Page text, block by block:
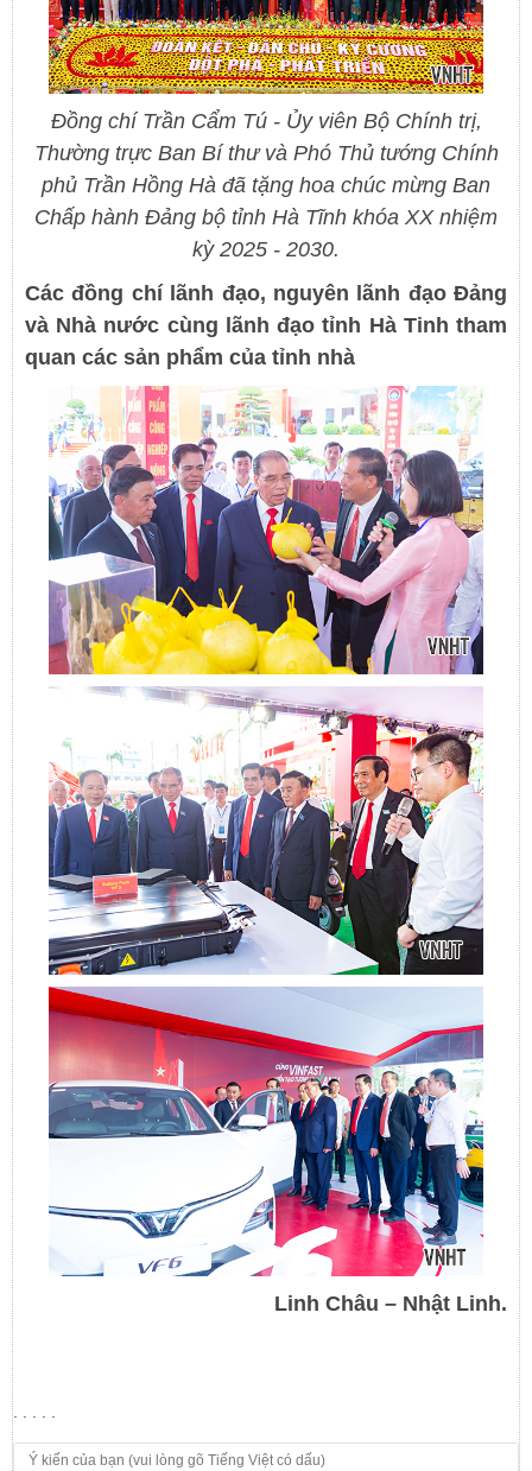
Đồng chí Trần Cẩm Tú - Ủy viên Bộ Chính trị,
Thường trực Ban Bí thư và Phó Thủ tướng Chính
phủ Trần Hồng Hà đã tặng hoa chúc mừng Ban
Chấp hành Đảng bộ tỉnh Hà Tĩnh khóa XX nhiệm
kỳ 2025 - 2030.
Các đồng chí lãnh đạo, nguyên lãnh đạo Đảng
và Nhà nước cùng lãnh đạo tỉnh Hà Tinh tham
quan các sản phẩm của tỉnh nhà
Linh Châu – Nhật Linh.